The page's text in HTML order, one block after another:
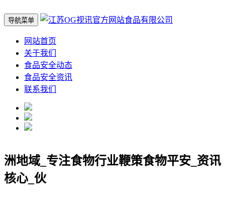
导航菜单
网站首页
关于我们
食品安全动态
食品安全资讯
联系我们
洲地域_专注食物行业鞭策食物平安_资讯
核心_伙